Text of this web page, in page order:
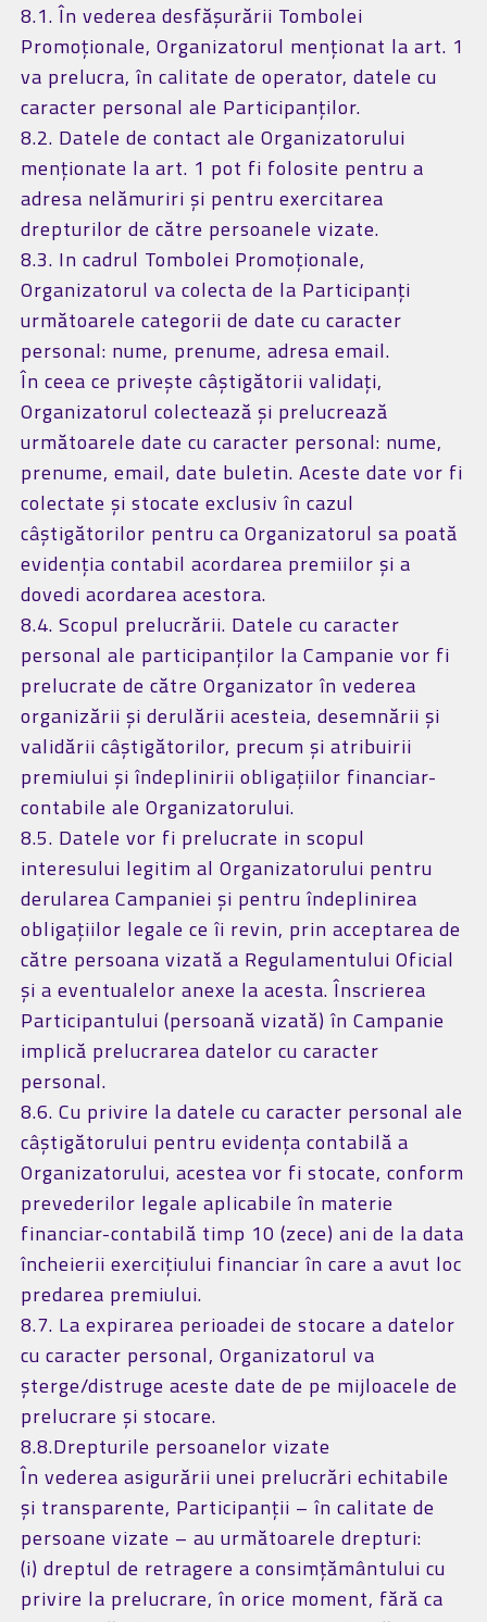
8.1. În vederea desfășurării Tombolei
Promoționale, Organizatorul menționat la art. 1
va prelucra, în calitate de operator, datele cu
caracter personal ale Participanților.
8.2. Datele de contact ale Organizatorului
menționate la art. 1 pot fi folosite pentru a
adresa nelămuriri și pentru exercitarea
drepturilor de către persoanele vizate.
8.3. In cadrul Tombolei Promoționale,
Organizatorul va colecta de la Participanți
următoarele categorii de date cu caracter
personal: nume, prenume, adresa email.
În ceea ce privește câștigătorii validați,
Organizatorul colectează și prelucrează
următoarele date cu caracter personal: nume,
prenume, email, date buletin. Aceste date vor fi
colectate și stocate exclusiv în cazul
câștigătorilor pentru ca Organizatorul sa poată
evidenția contabil acordarea premiilor și a
dovedi acordarea acestora.
8.4. Scopul prelucrării. Datele cu caracter
personal ale participanților la Campanie vor fi
prelucrate de către Organizator în vederea
organizării și derulării acesteia, desemnării și
validării câștigătorilor, precum și atribuirii
premiului și îndeplinirii obligațiilor financiar-
contabile ale Organizatorului.
8.5. Datele vor fi prelucrate in scopul
interesului legitim al Organizatorului pentru
derularea Campaniei și pentru îndeplinirea
obligaţiilor legale ce îi revin, prin acceptarea de
către persoana vizată a Regulamentului Oficial
și a eventualelor anexe la acesta. Înscrierea
Participantului (persoană vizată) în Campanie
implică prelucrarea datelor cu caracter
personal.
8.6. Cu privire la datele cu caracter personal ale
câștigătorului pentru evidența contabilă a
Organizatorului, acestea vor fi stocate, conform
prevederilor legale aplicabile în materie
financiar-contabilă timp 10 (zece) ani de la data
încheierii exercițiului financiar în care a avut loc
predarea premiului.
8.7. La expirarea perioadei de stocare a datelor
cu caracter personal, Organizatorul va
șterge/distruge aceste date de pe mijloacele de
prelucrare și stocare.
8.8.Drepturile persoanelor vizate
În vederea asigurării unei prelucrări echitabile
și transparente, Participanții – în calitate de
persoane vizate – au următoarele drepturi:
(i) dreptul de retragere a consimțământului cu
privire la prelucrare, în orice moment, fără ca